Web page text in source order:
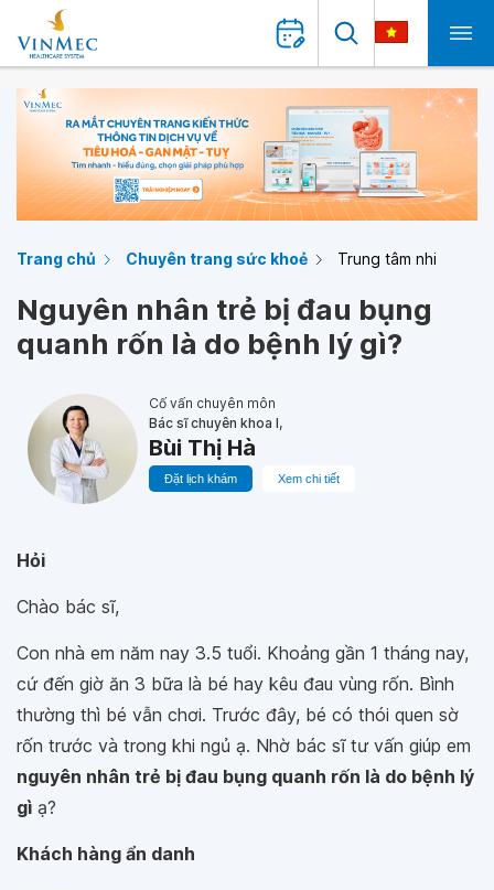
Trang chủ Chuyên trang sức khoẻ Trung tâm nhi
Nguyên nhân trẻ bị đau bụng
quanh rốn là do bệnh lý gì?
Cố vấn chuyên môn
Bác sĩ chuyên khoa I,
Bùi Thị Hà
Đặt lịch khám Xem chi tiết
Hỏi
Chào bác sĩ,
Con nhà em năm nay 3.5 tuổi. Khoảng gần 1 tháng nay,
cứ đến giờ ăn 3 bữa là bé hay kêu đau vùng rốn. Bình
thường thì bé vẫn chơi. Trước đây, bé có thói quen sờ
rốn trước và trong khi ngủ ạ. Nhờ bác sĩ tư vấn giúp em
nguyên nhân trẻ bị đau bụng quanh rốn là do bệnh lý
gì ạ?
Khách hàng ẩn danh